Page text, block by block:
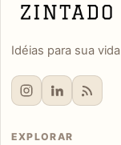
Idéias para sua vida
EXPLORAR